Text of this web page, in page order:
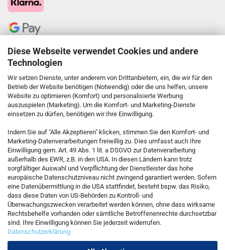
Diese Webseite verwendet Cookies und andere
Technologien
Wir setzen Dienste, unter anderem von Drittanbietern, ein, die wir für den
Betrieb der Website benötigen (Notwendig) oder die uns helfen, unsere
Website zu optimieren (Komfort) und personalisierte Werbung
auszuspielen (Marketing). Um die Komfort- und Marketing-Dienste
einsetzen zu dürfen, benötigen wir Ihre Einwilligung.
Indem Sie auf "Alle Akzeptieren" klicken, stimmen Sie den Komfort- und
Marketing-Datenverarbeitungen freiwillig zu. Dies umfasst auch Ihre
Einwilligung gem. Art. 49 Abs. 1 lit. a DSGVO zur Datenverarbeitung
außerhalb des EWR, z.B. in den USA. In diesen Ländern kann trotz
sorgfältiger Auswahl und Verpflichtung der Dienstleister das hohe
europäische Datenschutzniveau nicht zwingend garantiert werden. Sofern
eine Datenübermittlung in die USA stattfindet, besteht bspw. das Risiko,
dass diese Daten von US-Behörden zu Kontroll- und
Überwachungszwecken verarbeitet werden können, ohne dass wirksame
Rechtsbehelfe vorhanden oder sämtliche Betroffenenrechte durchsetzbar
sind. Ihre Einwilligung können Sie jederzeit widerrufen.
Datenschutzerklärung
KONTAKT
Kostenfreie Service-Hotline
0800 5892815
Callback Service
Kontaktformular